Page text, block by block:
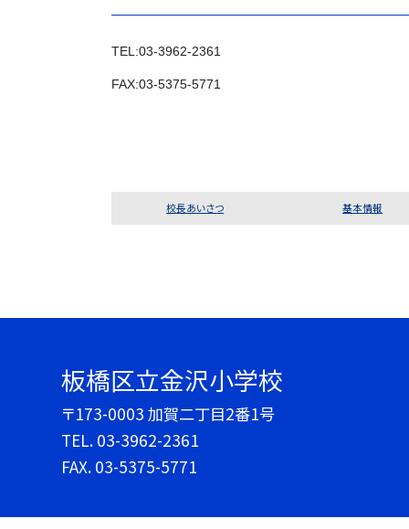
TEL:03-3962-2361
FAX:03-5375-5771
校長あいさつ 基本情報
板橋区立金沢小学校
〒173-0003 加賀二丁目2番1号
TEL. 03-3962-2361
FAX. 03-5375-5771